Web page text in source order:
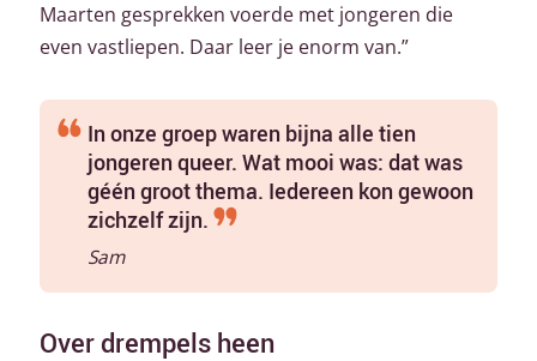
Maarten gesprekken voerde met jongeren die
even vastliepen. Daar leer je enorm van.”
In onze groep waren bijna alle tien
jongeren queer. Wat mooi was: dat was
géén groot thema. Iedereen kon gewoon
zichzelf zijn.
Sam
Over drempels heen